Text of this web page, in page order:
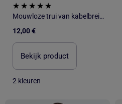
Mouwloze trui van kabelbreisel
12,00 €
Bekijk product
2 kleuren